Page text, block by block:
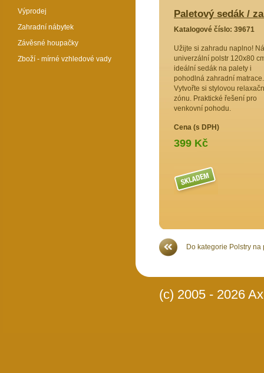
/ zahradní matrace žlutý melír
polstr
Paletový sedák /
Katalogové číslo: 39671
Užijte si zahradu naplno!
univerzální polstr 120x80
ideální sedák na palety i
pohodlná zahradní matrace.
Vytvořte si stylovou
zónu. Praktické řešení pro
venkovní pohodu.
Cena (s DPH)
399 Kč
Do kategorie Polstry na
(c) 2005 - 2026
Výprodej
Zahradní nábytek
Závěsné houpačky
Zboží - mírné vzhledové vady